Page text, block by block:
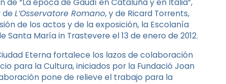
“La época de Gaudí en Cataluña y en Italia”,
de L’Osservatore Romano, y de Ricard Torrents,
de los actos y de la exposición, la Escolanía
María in Trastevere el 13 de enero de 2012.
Eterna fortalece los lazos de colaboración
para la Cultura, iniciados por la Fundació Joan
pone de relieve el trabajo para la